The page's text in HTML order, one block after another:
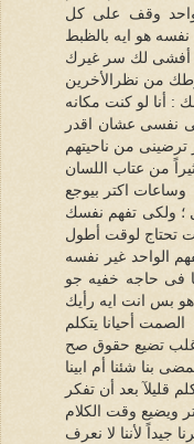
وقف على كل
هو ايه بالظبط
أفشى لك سر غيرك
من نظرالأخرين
: أنا لو كنت مكانه
نفسى عشان اقدر
ترضينى من ناحيتهم
من عتاب اللسان
وساعات اكتر بيوجع
؛ ولكى تفهم نفسك
تحتاج لوقت أطول
الواحد غير نفسه
فى حاجه خفيه جو
بس انت ايه رأيك
الصمت أحيانا يتكلم
تضيع حقوق صح
بنا شئنا أم ابينا
قليلآ بعد أن تفكر
ويضيع وقت الكلام
جيداً لأننا لا نعرف